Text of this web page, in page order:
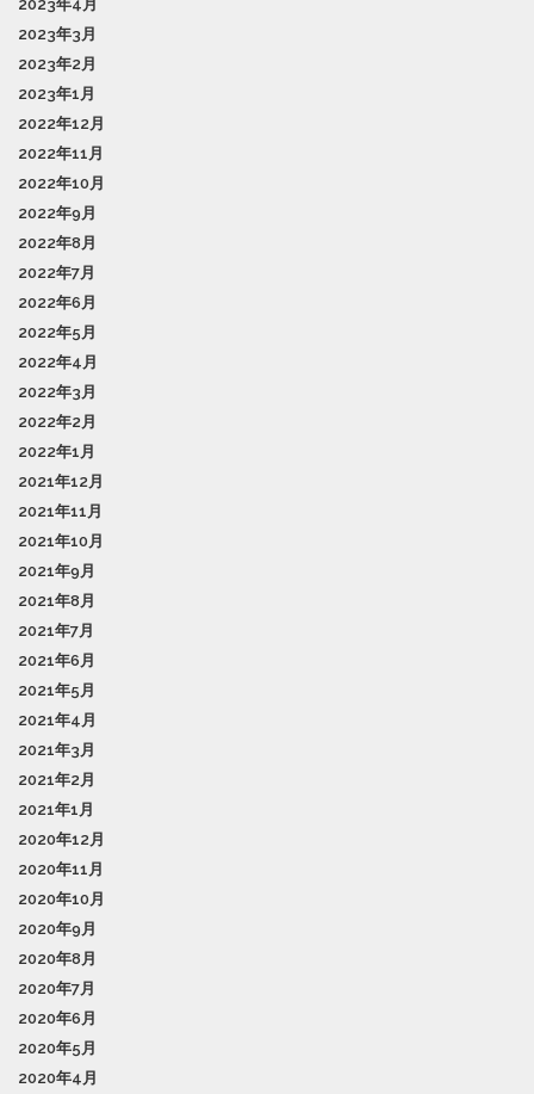
2023年4月
2023年3月
2023年2月
2023年1月
2022年12月
2022年11月
2022年10月
2022年9月
2022年8月
2022年7月
2022年6月
2022年5月
2022年4月
2022年3月
2022年2月
2022年1月
2021年12月
2021年11月
2021年10月
2021年9月
2021年8月
2021年7月
2021年6月
2021年5月
2021年4月
2021年3月
2021年2月
2021年1月
2020年12月
2020年11月
2020年10月
2020年9月
2020年8月
2020年7月
2020年6月
2020年5月
2020年4月